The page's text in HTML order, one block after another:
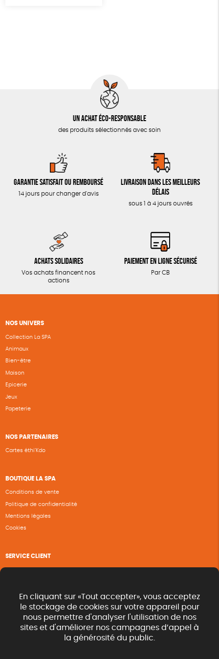
Un achat éco-responsable
des produits sélectionnés avec soin
Garantie satisfait ou remboursé
14 jours pour changer d'avis
Livraison dans les meilleurs
délais
sous 1 à 4 jours ouvrés
Achats solidaires
Vos achats financent nos
actions
Paiement en ligne sécurisé
Par CB
NOS UNIVERS
Collection La SPA
Animaux
Bien-être
Maison
Epicerie
Jeux
Papeterie
NOS PARTENAIRES
Cartes éthi’Kdo
BOUTIQUE LA SPA
Conditions de vente
Politique de confidentialité
Mentions légales
Cookies
SERVICE CLIENT
Nous contacter
Renvoyer des articles
Commande rapide catalogue
En cliquant sur «Tout accepter», vous acceptez
le stockage de cookies sur votre appareil pour
nous permettre d'analyser l'utilisation de nos
sites et d'améliorer nos campagnes d’appel à
la générosité du public.